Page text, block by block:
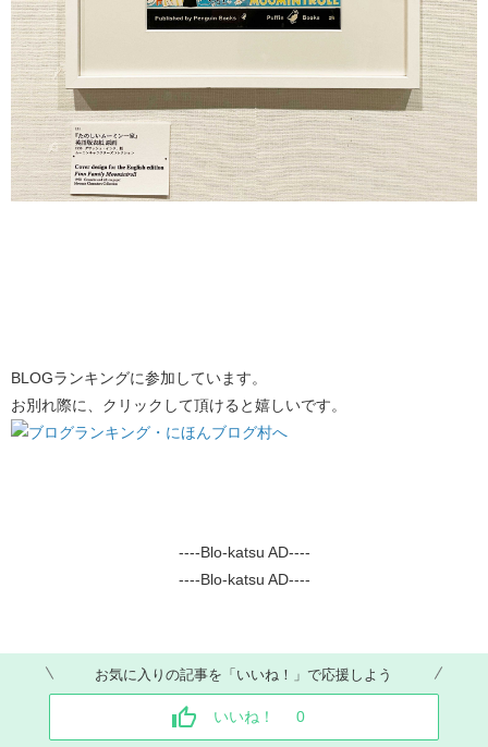
BLOGランキングに参加しています。
お別れ際に、クリックして頂けると嬉しいです。
----Blo-katsu AD----
----Blo-katsu AD----
お気に入りの記事を「いいね！」で応援しよう
いいね！ 0